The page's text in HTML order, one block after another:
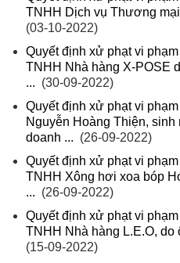
TNHH Dịch vụ Thương
(03-10-2022)
Quyết định xử phạt vi
TNHH Nhà hàng X-POSE
... (30-09-2022)
Quyết định xử phạt vi
Nguyễn Hoàng Thiện,
doanh ... (26-09-2022)
Quyết định xử phạt vi
TNHH Xông hơi xoa bóp
... (26-09-2022)
Quyết định xử phạt vi
TNHH Nhà hàng L.E.O,
(15-09-2022)